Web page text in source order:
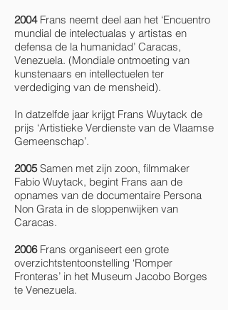
2004Frans neemt deel aan het ‘Encuentro
mundial de intelectualas y artistas en
defensa de la humanidad’ Caracas,
Venezuela. (Mondiale ontmoeting van
kunstenaars en intellectuelen ter
verdediging van de mensheid).
In datzelfde jaar krijgt Frans Wuytack de
prijs ‘Artistieke Verdienste van de Vlaamse
Gemeenschap’.
2005Samen met zijn zoon, filmmaker
Fabio Wuytack, begint Frans aan de
opnames van de documentaire Persona
Non Grata in de sloppenwijken van
Caracas.
2006 Frans organiseert een grote
overzichtstentoonstelling ‘Romper
Fronteras’ in het Museum Jacobo Borges
te Venezuela.